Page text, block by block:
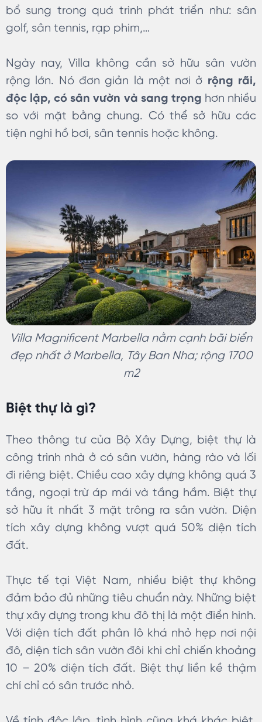
bổ sung trong quá trình phát triển như: sân
golf, sân tennis, rạp phim,…
Ngày nay, Villa không cần sở hữu sân vườn
rộng lớn. Nó đơn giản là một nơi ở rộng rãi,
độc lập, có sân vườn và sang trọng hơn nhiều
so với mặt bằng chung. Có thể sở hữu các
tiện nghi hồ bơi, sân tennis hoặc không.
Villa Magnificent Marbella nằm cạnh bãi biển
đẹp nhất ở Marbella, Tây Ban Nha; rộng 1700
m2
Biệt thự là gì?
Theo thông tư của Bộ Xây Dựng, biệt thự là
công trình nhà ở có sân vườn, hàng rào và lối
đi riêng biệt. Chiều cao xây dựng không quá 3
tầng, ngoại trừ áp mái và tầng hầm. Biệt thự
sở hữu ít nhất 3 mặt trông ra sân vườn. Diện
tích xây dựng không vượt quá 50% diện tích
đất.
Thực tế tại Việt Nam, nhiều biệt thự không
đảm bảo đủ những tiêu chuẩn này. Những biệt
thự xây dựng trong khu đô thị là một điển hình.
Với diện tích đất phân lô khá nhỏ hẹp nơi nội
đô, diện tích sân vườn đôi khi chỉ chiến khoảng
10 – 20% diện tích đất. Biệt thự liền kề thậm
chí chỉ có sân trước nhỏ.